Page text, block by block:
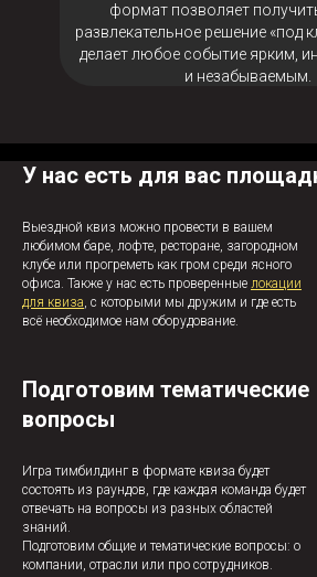
формат позволяет
развлекательное решение «под
делает любое событие ярким,
и незабываемым.
У нас есть для вас
Выездной квиз можно провести в вашем
любимом баре, лофте, ресторане, загородном
клубе или прогреметь как гром среди ясного
офиса. Также у нас есть проверенные локации
для квиза, с которыми мы дружим и где есть
всё необходимое нам оборудование.
Подготовим тематические
вопросы
Игра тимбилдинг в формате квиза будет
состоять из раундов, где каждая команда будет
отвечать на вопросы из разных областей
знаний.
Подготовим общие и тематические вопросы: о
компании, отрасли или про сотрудников.